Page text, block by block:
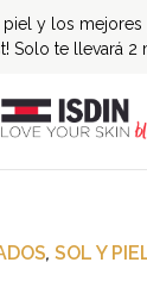
y los mejores
Solo te llevará 2
, SOL Y